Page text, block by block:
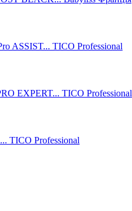
ASSIST... TICO Professional
EXPERT... TICO Professional
TICO Professional